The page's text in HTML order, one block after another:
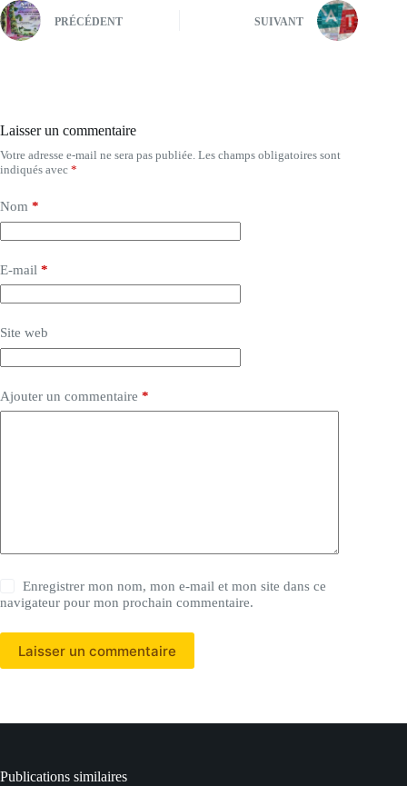
PRÉCÉDENT SUIVANT
Laisser un commentaire
Votre adresse e-mail ne sera pas publiée. Les champs obligatoires sont
indiqués avec *
Nom *
E-mail *
Site web
Ajouter un commentaire *
Enregistrer mon nom, mon e-mail et mon site dans ce
navigateur pour mon prochain commentaire.
Laisser un commentaire
Publications similaires